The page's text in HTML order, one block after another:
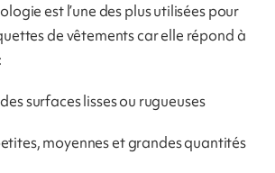
est l’une des plus utilisées pour
de vêtements car elle répond à
surfaces lisses ou rugueuses
moyennes et grandes quantités